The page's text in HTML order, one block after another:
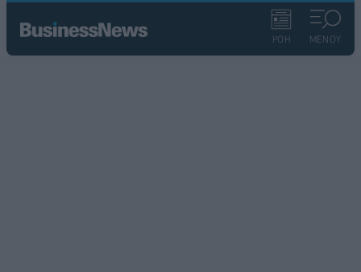
ΡΟΗ ΜΕΝΟΥ